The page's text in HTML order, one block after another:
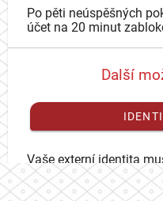
Po pěti neúspěšných
účet na 20 minut
Další
Vaše externí identita
se mohli přihlásit ke